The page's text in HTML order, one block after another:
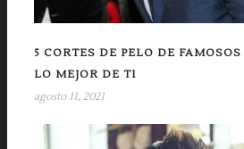
5 CORTES DE PELO DE
LO MEJOR DE TI
agosto 11, 2021